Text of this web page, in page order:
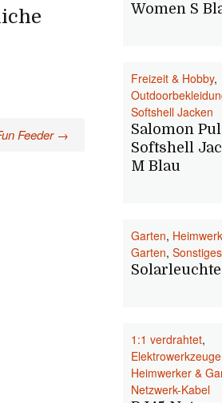
Feeder →
Women S
Freizeit & Hobby,
Softshell Jacken
Salomon
Softshell
M Blau
Garten,
Garten, Sonstiges
1:1 verdrahtet,
Elektrowerkzeuge
Heimwerker &
Netzwerk-Kabel